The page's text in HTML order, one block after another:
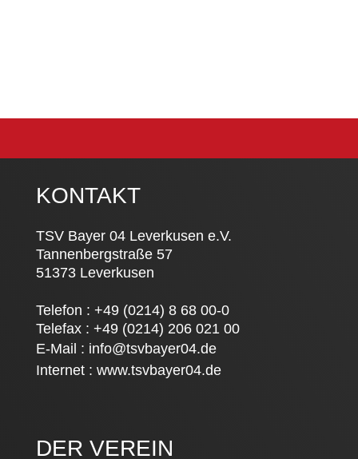
KONTAKT
TSV Bayer 04 Leverkusen e.V.
Tannenbergstraße 57
51373 Leverkusen
Telefon : +49 (0214) 8 68 00-0
Telefax : +49 (0214) 206 021 00
E-Mail : info@tsvbayer04.de
Internet : www.tsvbayer04.de
DER VEREIN